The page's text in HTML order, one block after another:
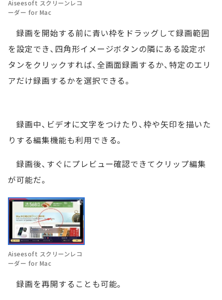
Aiseesoft スクリーンレコ
ーダー for Mac
録画を開始する前に青い枠をドラッグして録画範囲
を設定でき、四角形イメージボタンの隣にある設定ボ
タンをクリックすれば、全画面録画するか、特定のエリ
アだけ録画するかを選択できる。
録画中、ビデオに文字をつけたり、枠や矢印を描いた
りする編集機能も利用できる。
録画後、すぐにプレビュー確認できてクリップ編集
が可能だ。
Aiseesoft スクリーンレコ
ーダー for Mac
録画を再開することも可能。